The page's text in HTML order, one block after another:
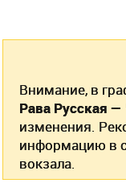
Внимание, в
Рава Русская
изменения.
информацию в
вокзала.